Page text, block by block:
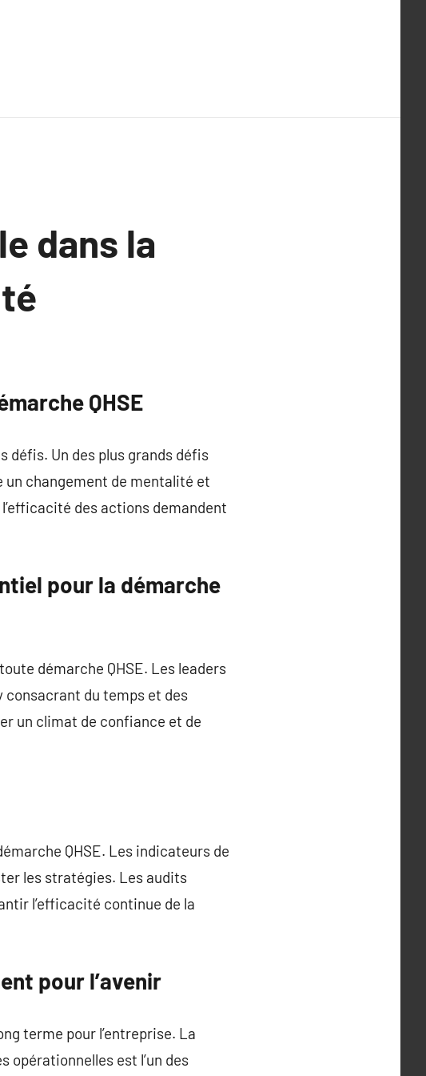
dans la
QHSE
défis. Un des plus grands défis
un changement de mentalité et
des actions demandent
pour la démarche
démarche QHSE. Les leaders
du temps et des
un climat de confiance et de
QHSE. Les indicateurs de
les stratégies. Les audits
l’efficacité continue de la
pour l’avenir
terme pour l’entreprise. La
est l’un des